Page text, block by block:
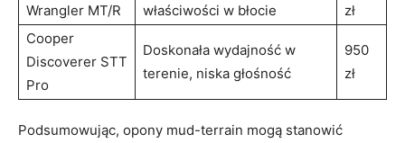
Wrangler MT/R
właściwości w błocie
zł
Cooper ​
Discoverer STT
Pro
Doskonała wydajność w
terenie, niska głośność
950
zł
Podsumowując, opony mud-terrain ⁤mogą stanowić